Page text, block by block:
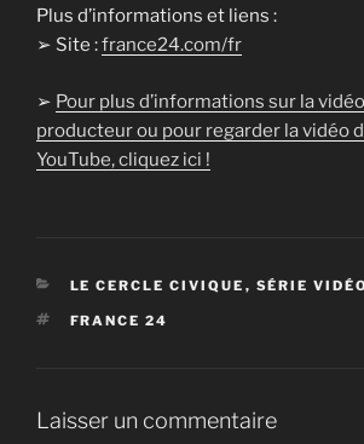
Plus d’informations et liens :
➢ Site :france24.com/fr
➢ Pour plus d’informations sur la
producteur ou pour regarder la vidéo
YouTube, cliquez ici !
CATÉGORIES
LE CERCLE CIVIQUE , SÉRIE VIDÉO
ÉTIQUETTES
FRANCE 24
Laisser un commentaire